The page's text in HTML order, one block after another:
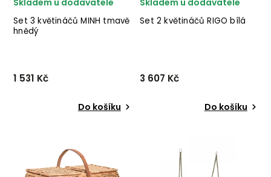
Set 3 květináčů MINH tmavě
hnědý
1 531 Kč
Do košíku
provedení tmavě hnědé
terakoty. ✅ krásný nábytek
Set 2 květináčů RIGO bílá
3 607 Kč
Do košíku
nábytku BIZZOTTO ze
směsi skleněného vlákna a